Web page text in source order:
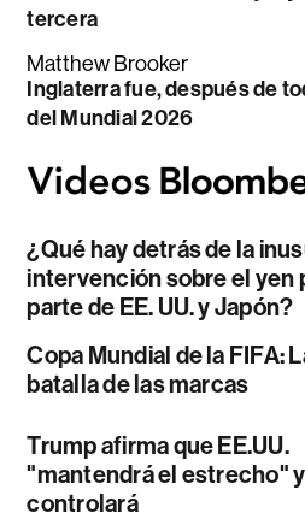
tercera
Matthew Brooker
Inglaterra fue, después de
del Mundial 2026
¿Qué hay detrás de la
intervención sobre el yen
parte de EE. UU. y Japón?
Copa Mundial de la FIFA:
batalla de las marcas
Trump afirma que EE.UU.
"mantendrá el estrecho"
controlará